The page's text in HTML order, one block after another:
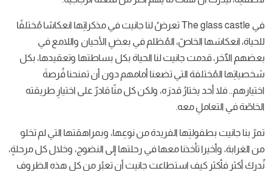
في The glass castle تعرضُ لنا جانيت في مذكراتِها انعكاسًا مُختلفًا
للحياة، انعكاسَها الخاصّ، المُظلم في بعضِ الأحيان واللامع في
بعضهم الٱخر، قدمت جانيت لنا الحياة بكل بساطتها وتعقيدها، بكل
شخصياتِها المُختلفة التي تضعنا أمامهم دون أن تمنحنا فُرصةَ
اختيارهم.. فلا أحد يختارُ قدرَه، ولكن كل منّا قادرٌ على اختيارِ طريقته
الخاصّة في التعاملِ معه.
تمرّ بنا جانيت بطفولتِها الفريدة من نوعِها، وبمراهقتها التي لم تخلو
من الغرابة، وأخيرا تأخذنا معها في رحلتها إلى النضوج، وخلال كل مرحلةٍ،
نُدرك أكثر فأكثر كيف استطاعت جانيت أن تعبُر من كل هذه الظروف